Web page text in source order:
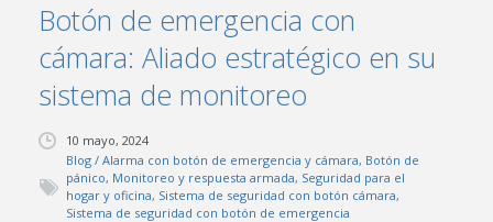
CLIENTES
CONTÁCTENOS
Botón de emergencia con
cámara: Aliado estratégico en su
sistema de monitoreo
10 mayo, 2024
Blog /Alarma con botón de emergencia y cámara, Botón de
pánico, Monitoreo y respuesta armada, Seguridad para el
hogar y oficina, Sistema de seguridad con botón cámara,
Sistema de seguridad con botón de emergencia